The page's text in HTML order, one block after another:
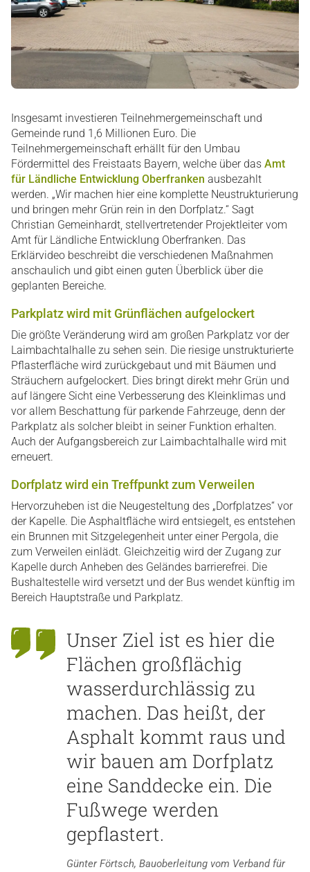
Insgesamt investieren Teilnehmergemeinschaft und
Gemeinde rund 1,6 Millionen Euro. Die
Teilnehmergemeinschaft erhällt für den Umbau
Fördermittel des Freistaats Bayern, welche über das Amt
für Ländliche Entwicklung Oberfranken ausbezahlt
werden. „Wir machen hier eine komplette Neustrukturierung
und bringen mehr Grün rein in den Dorfplatz.“ Sagt
Christian Gemeinhardt, stellvertretender Projektleiter vom
Amt für Ländliche Entwicklung Oberfranken. Das
Erklärvideo beschreibt die verschiedenen Maßnahmen
anschaulich und gibt einen guten Überblick über die
geplanten Bereiche.
Parkplatz wird mit Grünflächen aufgelockert
Die größte Veränderung wird am großen Parkplatz vor der
Laimbachtalhalle zu sehen sein. Die riesige unstrukturierte
Pflasterfläche wird zurückgebaut und mit Bäumen und
Sträuchern aufgelockert. Dies bringt direkt mehr Grün und
auf längere Sicht eine Verbesserung des Kleinklimas und
vor allem Beschattung für parkende Fahrzeuge, denn der
Parkplatz als solcher bleibt in seiner Funktion erhalten.
Auch der Aufgangsbereich zur Laimbachtalhalle wird mit
erneuert.
Dorfplatz wird ein Treffpunkt zum Verweilen
Hervorzuheben ist die Neugesteltung des „Dorfplatzes“ vor
der Kapelle. Die Asphaltfläche wird entsiegelt, es entstehen
ein Brunnen mit Sitzgelegenheit unter einer Pergola, die
zum Verweilen einlädt. Gleichzeitig wird der Zugang zur
Kapelle durch Anheben des Geländes barrierefrei. Die
Bushaltestelle wird versetzt und der Bus wendet künftig im
Bereich Hauptstraße und Parkplatz.
Unser Ziel ist es hier die
Flächen großflächig
wasserdurchlässig zu
machen. Das heißt, der
Asphalt kommt raus und
wir bauen am Dorfplatz
eine Sanddecke ein. Die
Fußwege werden
gepflastert.
Günter Förtsch, Bauoberleitung vom Verband für